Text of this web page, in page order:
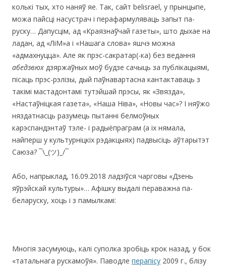
колькі тых, хто наняў яе. Так, сайт belisrael, у прынцыпе,
можа пайсці насустрач і перафармуляваць запыт па-
руску… Дапусцім, ад «Краязнаўчай газеты», што дыхае на
ладан, ад «ЛіМ»а і «Нашага слова» яшчэ можна
«адмахнуцца». Але як прэс-сакратар(-ка) без ведання
абедзвюх дзяржаўных моў будзе сачыць за публікацыямі,
пісаць прэс-рэлізы, дый паўнавартасна кантактаваць з
такімі мастадонтамі тутэйшай прэсы, як «Звязда»,
«Настаўніцкая газета», «Наша Ніва», «Новы час»? І няўжо
няздатнасць разумець пытанні белмоўных
карэспандэнтаў тэле- і радыёпраграм (а іх нямала,
найперш у культурніцкіх рэдакцыях) падвысіць аўтарытэт
Саюза? ¯\_(ツ)_/¯
Або, напрыклад, 16.09.2018 ладзіўся чарговы «Дзень
яўрэйскай культуры»… Афішку выдалі пераважна па-
беларуску, хоць і з памылкамі:
Многія засумуюць, калі суполка зробіць крок назад, у бок
«татальнага рускамоўя». Паводле перапісу 2009 г., блізу